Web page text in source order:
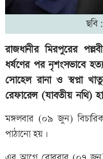
রাজধানীর মিরপুরের
ধর্ষণের পর নৃশংসভাবে
সোহেল রানা ও স্বপ্না
রেফারেন্স (যাবতীয় নথি)
মঙ্গলবার (০৯ জুন)
পাঠানো হয়।